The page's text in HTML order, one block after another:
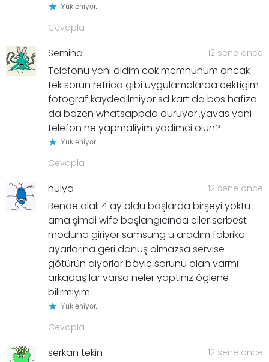
Yükleniyor...
Cevapla
Semiha 12 sene önce
Telefonu yeni aldim cok memnunum ancak
tek sorun retrica gibi uygulamalarda cektigim
fotograf kaydedilmiyor sd kart da bos hafiza
da bazen whatsappda duruyor..yavas yani
telefon ne yapmaliyim yadimci olun?
Yükleniyor...
Cevapla
hülya 12 sene önce
Bende alalı 4 ay oldu başlarda birşeyi yoktu
ama şimdi wife başlangıcında eller serbest
moduna giriyor samsung u aradım fabrika
ayarlarına geri dönüş olmazsa servise
götürün diyorlar böyle sorunu olan varmı
arkadaş lar varsa neler yaptınız öglene
bilirmiyim
Yükleniyor...
Cevapla
serkan tekin 12 sene önce